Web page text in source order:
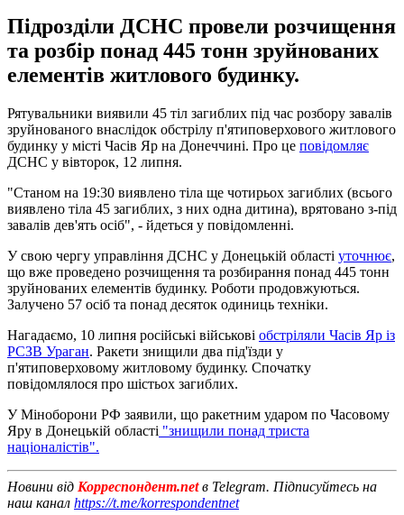
Підрозділи ДСНС провели розчищення
та розбір понад 445 тонн зруйнованих
елементів житлового будинку.
Рятувальники виявили 45 тіл загиблих під час розбору завалів
зруйнованого внаслідок обстрілу п'ятиповерхового житлового
будинку у місті Часів Яр на Донеччині. Про це повідомляє
ДСНС у вівторок, 12 липня.
"Станом на 19:30 виявлено тіла ще чотирьох загиблих (всього
виявлено тіла 45 загиблих, з них одна дитина), врятовано з-під
завалів дев'ять осіб", - йдеться у повідомленні.
У свою чергу управління ДСНС у Донецькій області уточнює,
що вже проведено розчищення та розбирання понад 445 тонн
зруйнованих елементів будинку. Роботи продовжуються.
Залучено 57 осіб та понад десяток одиниць техніки.
Нагадаємо, 10 липня російські військові обстріляли Часів Яр із
РСЗВ Ураган. Ракети знищили два під'їзди у
п'ятиповерховому житловому будинку. Спочатку
повідомлялося про шістьох загиблих.
У Міноборони РФ заявили, що ракетним ударом по Часовому
Яру в Донецькій області "знищили понад триста
націоналістів".
Новини від Корреспондент.netв Telegram. Підписуйтесь на
наш канал https://t.me/korrespondentnet